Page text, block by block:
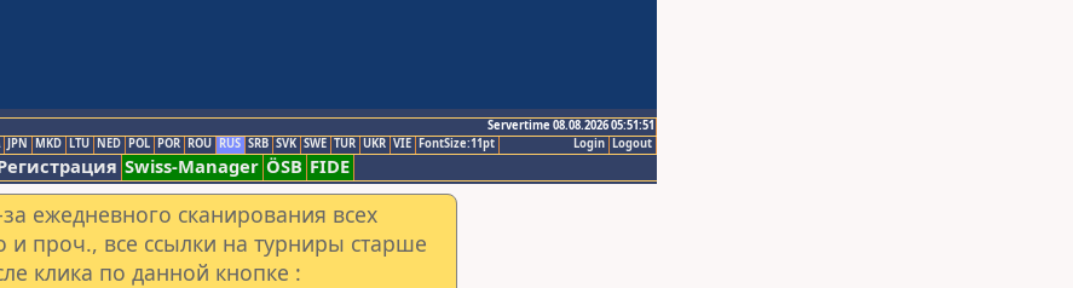
Servertime 08.08.2026 05:51:51
Logout
Login
JPN MKD LTU NED POL POR ROU RUS SRB SVK SWE TUR UKR VIE FontSize:11pt
Swiss-Manager ÖSB FIDE
ежедневного сканирования всех
проч., все ссылки на турниры старше
клика по данной кнопке :